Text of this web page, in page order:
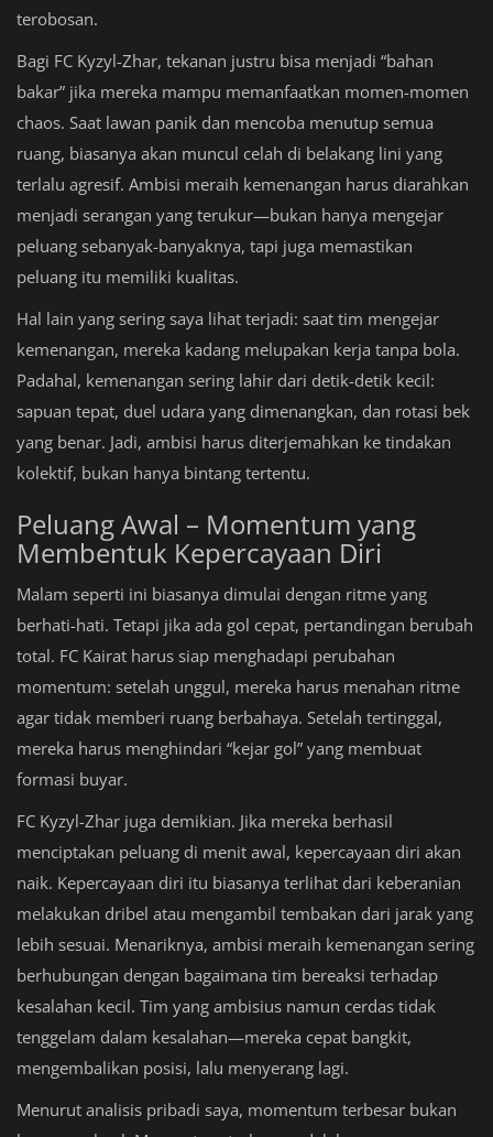
terobosan.
Bagi FC Kyzyl-Zhar, tekanan justru bisa menjadi “bahan
bakar” jika mereka mampu memanfaatkan momen-momen
chaos. Saat lawan panik dan mencoba menutup semua
ruang, biasanya akan muncul celah di belakang lini yang
terlalu agresif. Ambisi meraih kemenangan harus diarahkan
menjadi serangan yang terukur—bukan hanya mengejar
peluang sebanyak-banyaknya, tapi juga memastikan
peluang itu memiliki kualitas.
Hal lain yang sering saya lihat terjadi: saat tim mengejar
kemenangan, mereka kadang melupakan kerja tanpa bola.
Padahal, kemenangan sering lahir dari detik-detik kecil:
sapuan tepat, duel udara yang dimenangkan, dan rotasi bek
yang benar. Jadi, ambisi harus diterjemahkan ke tindakan
kolektif, bukan hanya bintang tertentu.
Peluang Awal – Momentum yang
Membentuk Kepercayaan Diri
Malam seperti ini biasanya dimulai dengan ritme yang
berhati-hati. Tetapi jika ada gol cepat, pertandingan berubah
total. FC Kairat harus siap menghadapi perubahan
momentum: setelah unggul, mereka harus menahan ritme
agar tidak memberi ruang berbahaya. Setelah tertinggal,
mereka harus menghindari “kejar gol” yang membuat
formasi buyar.
FC Kyzyl-Zhar juga demikian. Jika mereka berhasil
menciptakan peluang di menit awal, kepercayaan diri akan
naik. Kepercayaan diri itu biasanya terlihat dari keberanian
melakukan dribel atau mengambil tembakan dari jarak yang
lebih sesuai. Menariknya, ambisi meraih kemenangan sering
berhubungan dengan bagaimana tim bereaksi terhadap
kesalahan kecil. Tim yang ambisius namun cerdas tidak
tenggelam dalam kesalahan—mereka cepat bangkit,
mengembalikan posisi, lalu menyerang lagi.
Menurut analisis pribadi saya, momentum terbesar bukan